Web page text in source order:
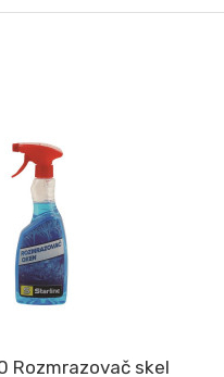
Rozmrazovač skel